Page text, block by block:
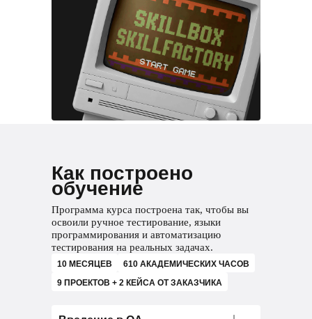
Как построено
обучение
Программа курса построена так, чтобы вы
освоили ручное тестирование, языки
программирования и автоматизацию
тестирования на реальных задачах.
10 МЕСЯЦЕВ
610 АКАДЕМИЧЕСКИХ ЧАСОВ
9 ПРОЕКТОВ + 2 КЕЙСА ОТ ЗАКАЗЧИКА